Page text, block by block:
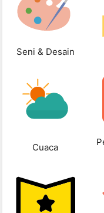
Seni & Desain
Cuaca